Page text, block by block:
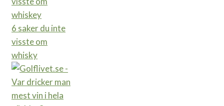
6 saker du inte
visste om
whisky